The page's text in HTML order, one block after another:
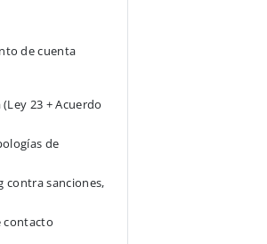
de cuenta
23 + Acuerdo
de
contra sanciones,
contacto